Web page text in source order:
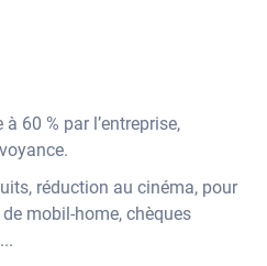
60 % par l’entreprise,
réduction au cinéma, pour
mobil-home, chèques